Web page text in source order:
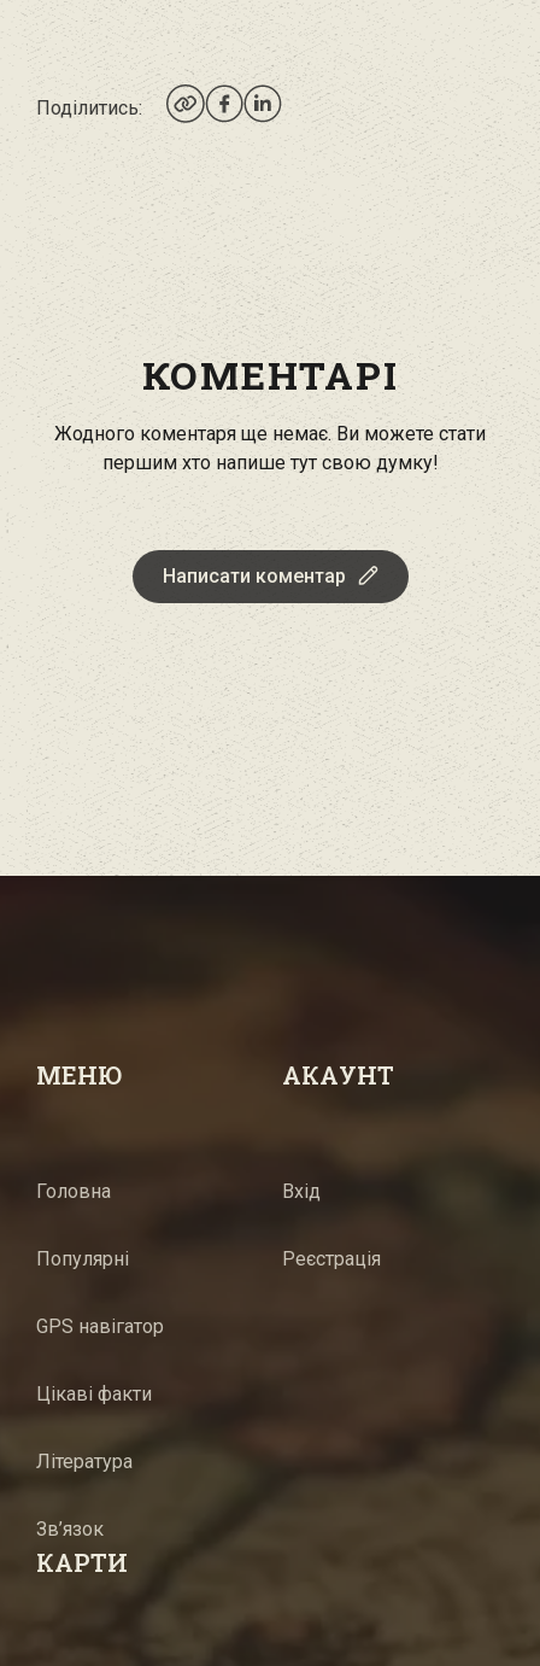
Поділитись:
КОМЕНТАРІ
Жодного коментаря ще немає. Ви можете стати
першим хто напише тут свою думку!
Написати коментар
МЕНЮ
Головна
Популярні
GPS навігатор
Цікаві факти
Література
Зв’язок
АКАУНТ
Вхід
Реєстрація
КАРТИ